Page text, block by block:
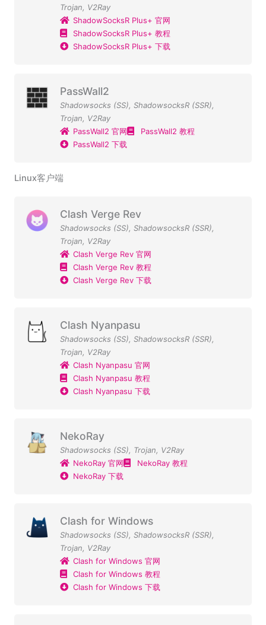
Trojan, V2Ray
ShadowSocksR Plus+ 官网
ShadowSocksR Plus+ 教程
ShadowSocksR Plus+ 下载
PassWall2
Shadowsocks (SS), ShadowsocksR (SSR),
Trojan, V2Ray
PassWall2 官网
PassWall2 教程
PassWall2 下载
Linux客户端
Clash Verge Rev
Shadowsocks (SS), ShadowsocksR (SSR),
Trojan, V2Ray
Clash Verge Rev 官网
Clash Verge Rev 教程
Clash Verge Rev 下载
Clash Nyanpasu
Shadowsocks (SS), ShadowsocksR (SSR),
Trojan, V2Ray
Clash Nyanpasu 官网
Clash Nyanpasu 教程
Clash Nyanpasu 下载
NekoRay
Shadowsocks (SS), Trojan, V2Ray
NekoRay 官网
NekoRay 教程
NekoRay 下载
Clash for Windows
Shadowsocks (SS), ShadowsocksR (SSR),
Trojan, V2Ray
Clash for Windows 官网
Clash for Windows 教程
Clash for Windows 下载